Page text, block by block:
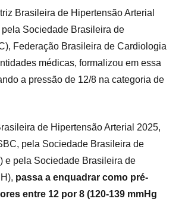
Brasileira de Hipertensão Arterial
Sociedade Brasileira de
Federação Brasileira de Cardiologia
médicas, formalizou em essa
a pressão de 12/8 na categoria de
de Hipertensão Arterial 2025,
pela Sociedade Brasileira de
e pela Sociedade Brasileira de
passa a enquadrar como pré-
entre 12 por 8 (120-139 mmHg